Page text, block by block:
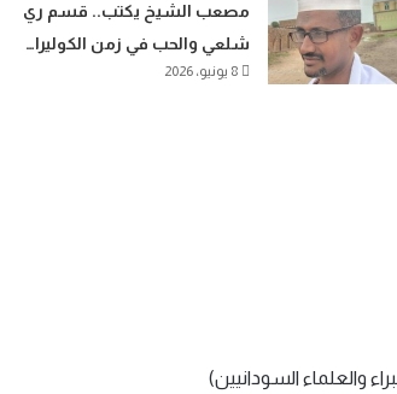
مصعب الشيخ يكتب.. قسم ري
شلعي والحب في زمن الكوليرا…
8 يونيو، 2026
والعلماء السودانيين)